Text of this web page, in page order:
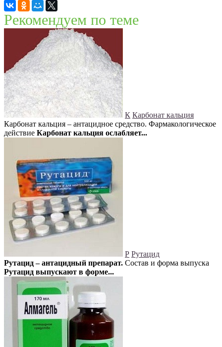
Рекомендуем по теме
К Карбонат кальция
Карбонат кальция – антацидное средство. Фармакологическое
действие Карбонат кальция ослабляет...
Р Рутацид
Рутацид – антацидный препарат. Состав и форма выпуска
Рутацид выпускают в форме...